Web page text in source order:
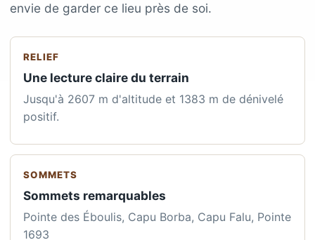
envie de garder ce lieu près de soi.
RELIEF
Une lecture claire du terrain
Jusqu'à 2607 m d'altitude et 1383 m de dénivelé
positif.
SOMMETS
Sommets remarquables
Pointe des Éboulis, Capu Borba, Capu Falu, Pointe
1693